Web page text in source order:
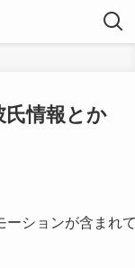
氏情報とか
ーションが含まれ